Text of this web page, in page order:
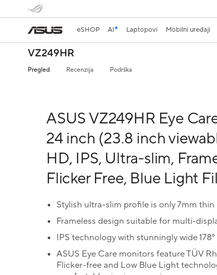
eSHOP AI Laptopovi Mobilni uređaji
VZ249HR
Pregled Recenzija Podrška
ASUS VZ249HR Eye
24 inch (23.8 inch
HD, IPS, Ultra-slim,
Flicker Free, Blue Light
Stylish ultra-slim profile is only 7mm thin
Frameless design suitable for multi-
IPS technology with stunningly wide
ASUS Eye Care monitors feature TÜV
Flicker-free and Low Blue Light